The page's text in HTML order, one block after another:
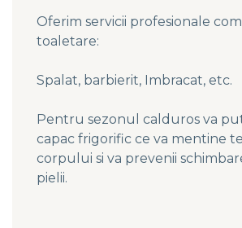
Oferim servicii profesionale
toaletare:
Spalat, barbierit, Imbracat, etc.
Pentru sezonul calduros va
capac frigorific ce va mentine
corpului si va prevenii
pielii.